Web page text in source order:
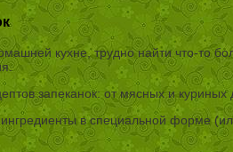
кухне, трудно найти что-то
запеканок: от мясных и
в специальной форме